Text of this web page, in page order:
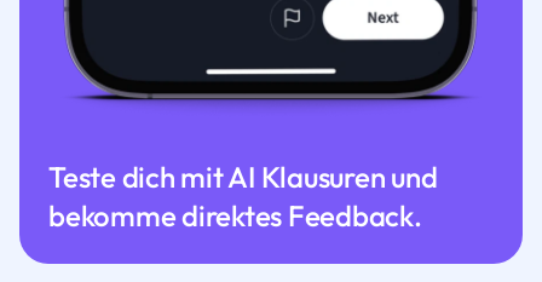
Teste dich mit AI Klausuren und
bekomme direktes Feedback.